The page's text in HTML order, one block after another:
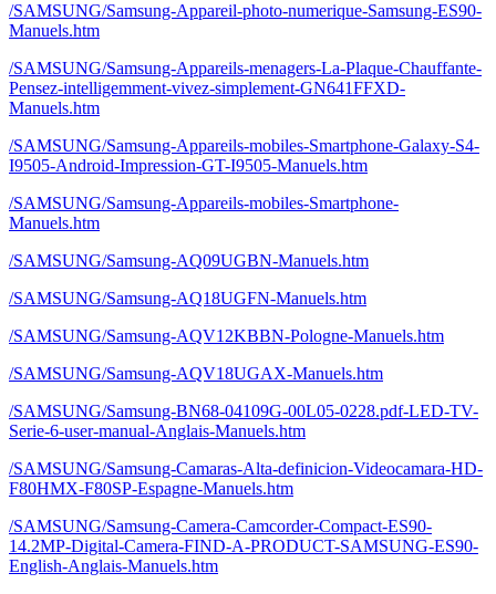
/SAMSUNG/Samsung-Appareil-photo-numerique-Samsung-ES90-
Manuels.htm
/SAMSUNG/Samsung-Appareils-menagers-La-Plaque-Chauffante-
Pensez-intelligemment-vivez-simplement-GN641FFXD-
Manuels.htm
/SAMSUNG/Samsung-Appareils-mobiles-Smartphone-Galaxy-S4-
I9505-Android-Impression-GT-I9505-Manuels.htm
/SAMSUNG/Samsung-Appareils-mobiles-Smartphone-
Manuels.htm
/SAMSUNG/Samsung-AQ09UGBN-Manuels.htm
/SAMSUNG/Samsung-AQ18UGFN-Manuels.htm
/SAMSUNG/Samsung-AQV12KBBN-Pologne-Manuels.htm
/SAMSUNG/Samsung-AQV18UGAX-Manuels.htm
/SAMSUNG/Samsung-BN68-04109G-00L05-0228.pdf-LED-TV-
Serie-6-user-manual-Anglais-Manuels.htm
/SAMSUNG/Samsung-Camaras-Alta-definicion-Videocamara-HD-
F80HMX-F80SP-Espagne-Manuels.htm
/SAMSUNG/Samsung-Camera-Camcorder-Compact-ES90-
14.2MP-Digital-Camera-FIND-A-PRODUCT-SAMSUNG-ES90-
English-Anglais-Manuels.htm